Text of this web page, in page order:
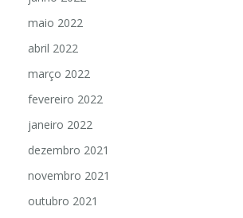
maio 2022
abril 2022
março 2022
fevereiro 2022
janeiro 2022
dezembro 2021
novembro 2021
outubro 2021